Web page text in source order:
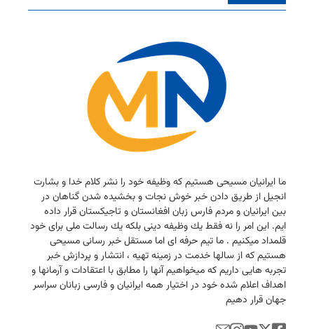
ما ایرانیان مسیحی هستیم كه وظیفه خود را نشر كلام خدا و بشارت
انجیل از طریق دادن خبر خوش نجات و بخشیده شدن گناهان در
بین ایرانیان و مردم فارس زبان افغانستان و تاجیكستان قرار داده
ایم. این امر را نه فقط یك وظیفه دینی بلكه یك رسالت ملی برای خود
قلمداد میكنیم . ما تیم حرفه ای اما مستقل خبر رسانی مسیحی
هستیم كه از سالها خدمت در زمینه تهیه ، انتشار و پردازش خبر
تجربه هایی داریم كه میخواهیم آنها را مطابق با اعتقادات و آرمانها و
اهداف اعلام شده خود در اختیار همه ایرانیان و فارسی زبانان سراسر
جهان قرار دهیم